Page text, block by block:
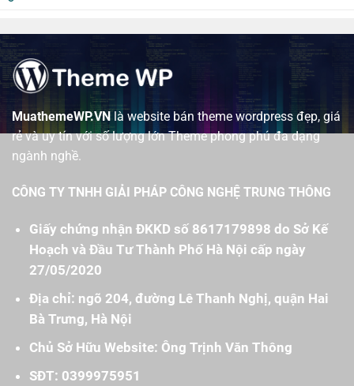
MuathemeWP.VNlà website bán theme wordpress đẹp, giá
rẻ và uy tín với số lượng lớn Theme phong phú đa dạng
ngành nghề.
CÔNG TY TNHH GIẢI PHÁP CÔNG NGHỆ TRUNG THÔNG
Giấy chứng nhận ĐKKD số 8617179898 do Sở Kế
Hoạch và Đầu Tư Thành Phố Hà Nội cấp ngày
27/05/2020
Địa chỉ: ngõ 204, đường Lê Thanh Nghị, quận Hai
Bà Trưng, Hà Nội
Chủ Sở Hữu Website: Ông Trịnh Văn Thông
SĐT: 0399975951